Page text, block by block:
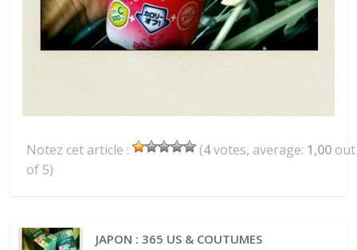
Notez cet article : (4votes, average: 1,00 out
of 5)
JAPON : 365 US & COUTUMES